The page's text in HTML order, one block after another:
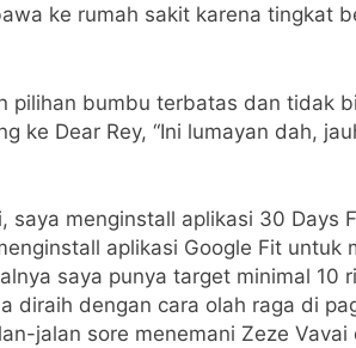
ke rumah sakit karena tingkat
pilihan bumbu terbatas dan tidak
ke Dear Rey, “Ini lumayan dah,
menginstall aplikasi 30 Days
aplikasi Google Fit untuk
saya punya target minimal 10
diraih dengan cara olah raga di
jalan sore menemani Zeze